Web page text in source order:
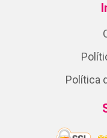
Política